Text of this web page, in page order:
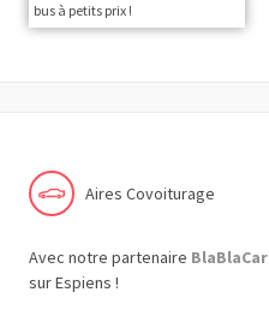
bus à petits prix !
Aires Covoiturage
Avec notre partenaire BlaBlaCar
sur Espiens !